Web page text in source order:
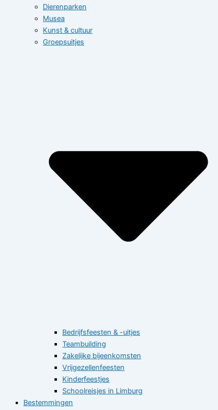
Dierenparken
Musea
Kunst & cultuur
Groepsuitjes
Bedrijfsfeesten & -uitjes
Teambuilding
Zakelijke bijeenkomsten
Vrijgezellenfeesten
Kinderfeestjes
Schoolreisjes in Limburg
Bestemmingen